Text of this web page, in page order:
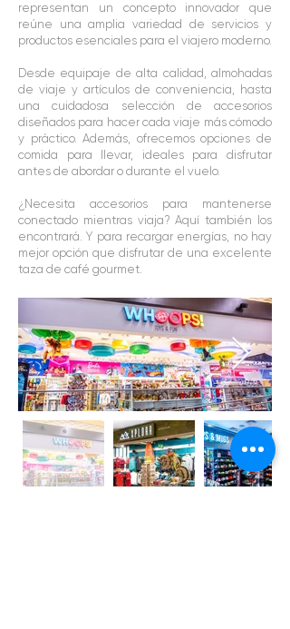
representan un concepto innovador que
reúne una amplia variedad de servicios y
productos esenciales para el viajero moderno.
Desde equipaje de alta calidad, almohadas
de viaje y artículos de conveniencia, hasta
una cuidadosa selección de accesorios
diseñados para hacer cada viaje más cómodo
y práctico. Además, ofrecemos opciones de
comida para llevar, ideales para disfrutar
antes de abordar o durante el vuelo.
¿Necesita accesorios para mantenerse
conectado mientras viaja? Aquí también los
encontrará. Y para recargar energías, no hay
mejor opción que disfrutar de una excelente
taza de café gourmet.